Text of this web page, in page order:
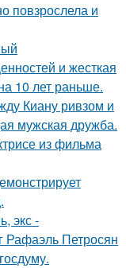
повзрослела и
и жесткая
10 лет раньше.
Киану ривзом и
мужская дружба.
из фильма
экс -
Рафаэль Петросян